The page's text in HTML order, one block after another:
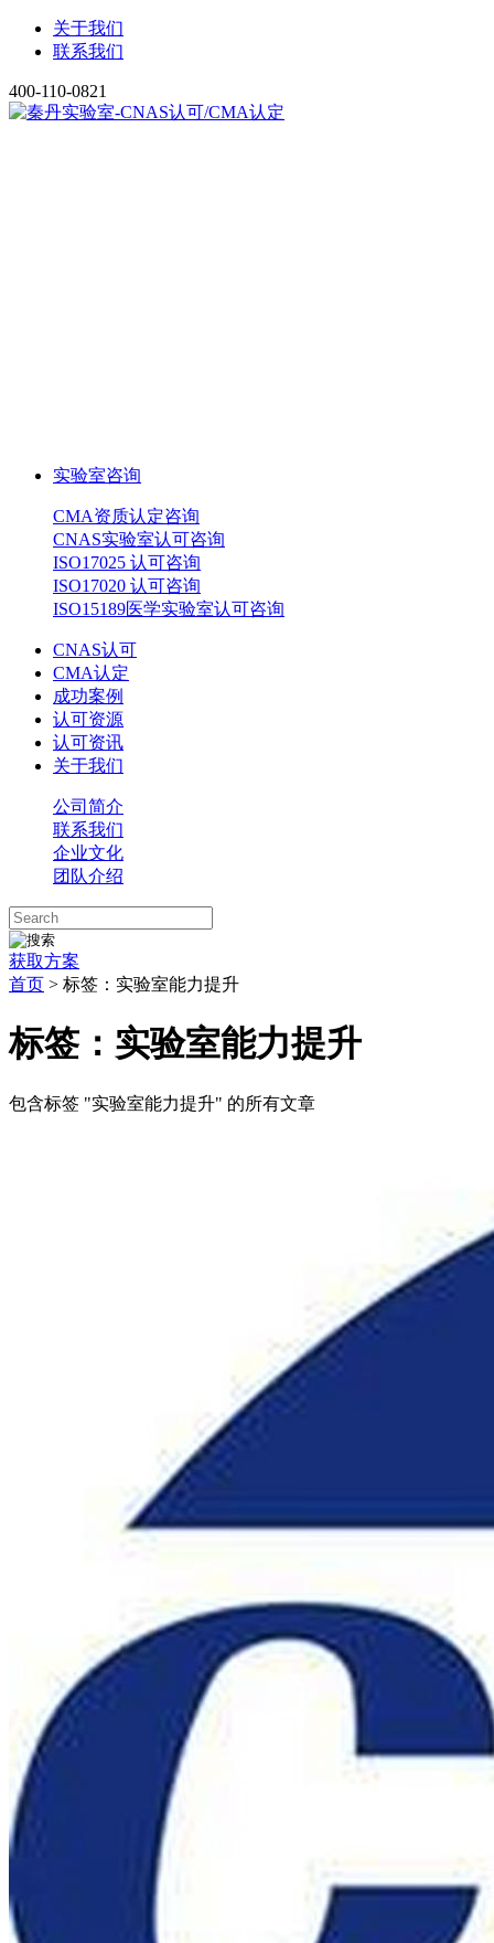
关于我们
联系我们
400-110-0821
实验室咨询
CMA资质认定咨询
CNAS实验室认可咨询
ISO17025 认可咨询
ISO17020 认可咨询
ISO15189医学实验室认可咨询
CNAS认可
CMA认定
成功案例
认可资源
认可资讯
关于我们
公司简介
联系我们
企业文化
团队介绍
获取方案
首页 > 标签：实验室能力提升
标签：实验室能力提升
包含标签 "实验室能力提升" 的所有文章